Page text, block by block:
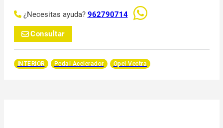
¿Necesitas ayuda? 962790714
Consultar
INTERIOR Pedal Acelerador Opel Vectra